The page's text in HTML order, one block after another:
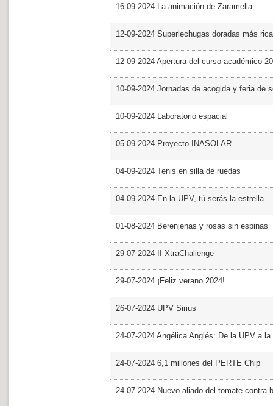
16-09-2024 La animación de Zaramella
12-09-2024 Superlechugas doradas más
12-09-2024 Apertura del curso académico
10-09-2024 Jornadas de acogida y feria de
10-09-2024 Laboratorio espacial
05-09-2024 Proyecto INASOLAR
04-09-2024 Tenis en silla de ruedas
04-09-2024 En la UPV, tú serás la estrella
01-08-2024 Berenjenas y rosas sin espinas
29-07-2024 II XtraChallenge
29-07-2024 ¡Feliz verano 2024!
26-07-2024 UPV Sirius
24-07-2024 Angélica Anglés: De la UPV a
24-07-2024 6,1 millones del PERTE Chip
24-07-2024 Nuevo aliado del tomate contra